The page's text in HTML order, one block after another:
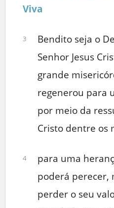
Viva
3
Bendito seja o
Senhor Jesus
grande
regenerou para
por meio da
Cristo dentre os
4
para uma
poderá perecer,
perder o seu